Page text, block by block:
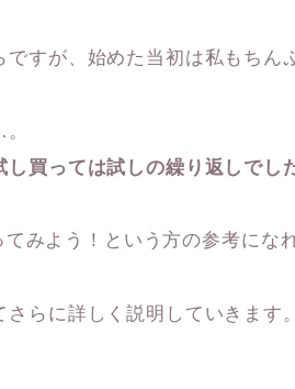
ですが、始めた当初は私もちん
買っては試しの繰り返しでし
みよう！という方の参考にな
らに詳しく説明していきます。